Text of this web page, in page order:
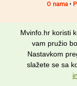
O nama•
Mvinfo.hr koristi
vam pružio
Nastavkom
slažete se sa